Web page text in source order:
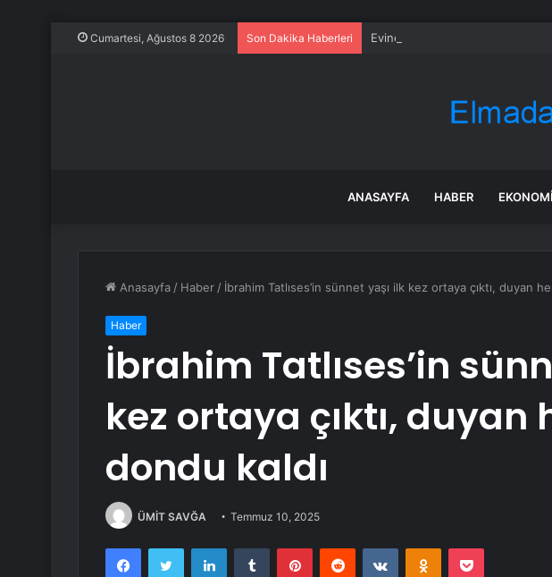
Cumartesi, Ağustos 8 2026 Son Dakika Haberleri Evine tadilat yapan çift, gizli
ANASAYFA HABER EKONOMI
Anasayfa / Haber / İbrahim Tatlıses’in sünnet yaşı ilk kez ortaya çıktı, duyan
Haber
İbrahim Tatlıses’in
kez ortaya çıktı, duyan
dondu kaldı
ÜMİT SAVĞA Temmuz 10, 2025
FacebookTwitter LinkedInTumblr PinterestReddit VKontakteOdnoklassniki
Pocket